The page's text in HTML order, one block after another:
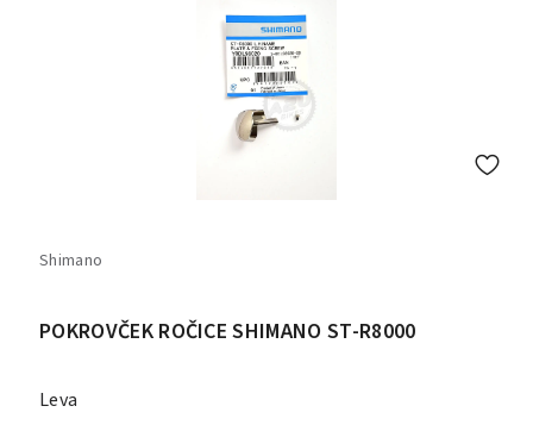
Shimano
POKROVČEK ROČICE SHIMANO ST-R8000
Leva